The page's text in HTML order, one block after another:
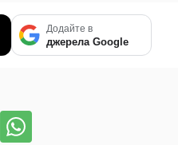
Додайте в
джерела Google